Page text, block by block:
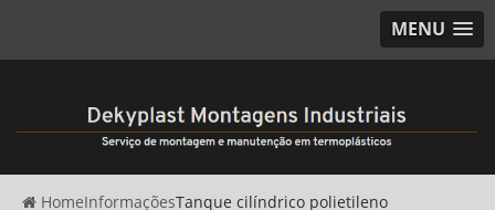
MENU
HomeInformaçõesTanque cilíndrico polietileno